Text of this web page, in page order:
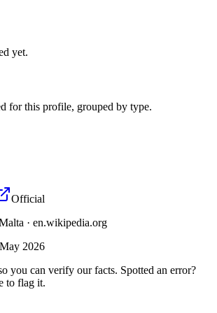
yet.
for this profile, grouped by type.
Official
· en.wikipedia.org
2026
you can verify our facts. Spotted an error?
to flag it.